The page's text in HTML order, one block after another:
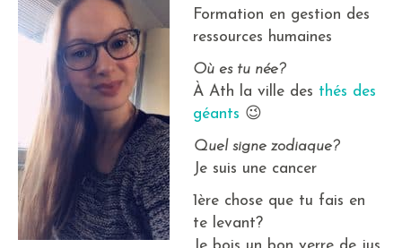
Formation en gestion des
ressources humaines
Où es tu née?
À Ath la ville des thés des
géants 😉
Quel signe zodiaque?
Je suis une cancer
1ère chose que tu fais en
te levant?